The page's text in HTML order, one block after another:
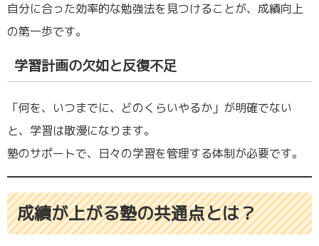
自分に合った効率的な勉強法を見つけることが、成績向上
の第一歩です。
学習計画の欠如と反復不足
「何を、いつまでに、どのくらいやるか」が明確でない
と、学習は散漫になります。
塾のサポートで、日々の学習を管理する体制が必要です。
成績が上がる塾の共通点とは？